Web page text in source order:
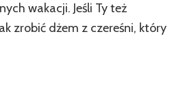
wakacji. Jeśli Ty też
zrobić dżem z czereśni, który